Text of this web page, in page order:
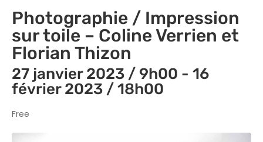
Photographie / Impression
sur toile – Coline Verrien et
Florian Thizon
27 janvier 2023 / 9h00 - 16
février 2023 / 18h00
Free